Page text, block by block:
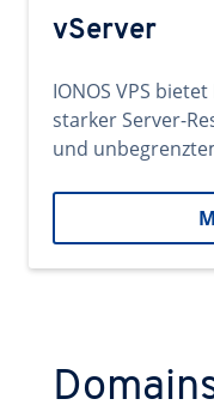
vServer
IONOS VPS
starker Server-
und